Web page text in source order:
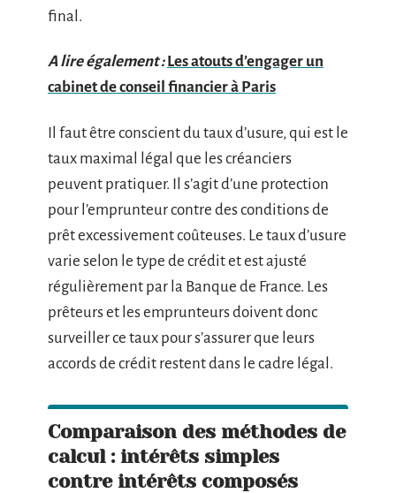
final.
A lire également : Les atouts d’engager un
cabinet de conseil financier à Paris
Il faut être conscient du taux d’usure, qui est le
taux maximal légal que les créanciers
peuvent pratiquer. Il s’agit d’une protection
pour l’emprunteur contre des conditions de
prêt excessivement coûteuses. Le taux d’usure
varie selon le type de crédit et est ajusté
régulièrement par la Banque de France. Les
prêteurs et les emprunteurs doivent donc
surveiller ce taux pour s’assurer que leurs
accords de crédit restent dans le cadre légal.
Comparaison des méthodes de
calcul : intérêts simples
contre intérêts composés